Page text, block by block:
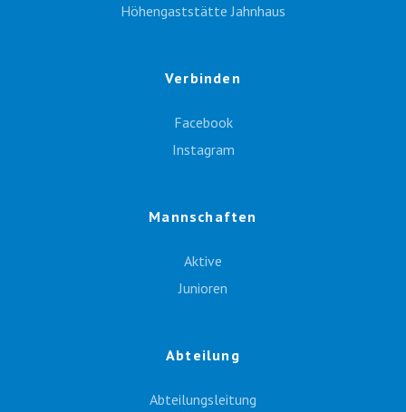
Höhengaststätte Jahnhaus
Verbinden
Facebook
Instagram
Mannschaften
Aktive
Junioren
Abteilung
Abteilungsleitung